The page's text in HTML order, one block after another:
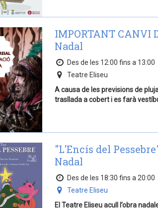
IMPORTANT CANVI
Nadal
Des de les 12:00 fins a 13:00
Teatre Eliseu
A causa de les previsions de
trasllada a cobert i es farà
"L'Encís del
Nadal
Des de les 18:30 fins a 20:00
Teatre Eliseu
El Teatre Eliseu acull l’obra